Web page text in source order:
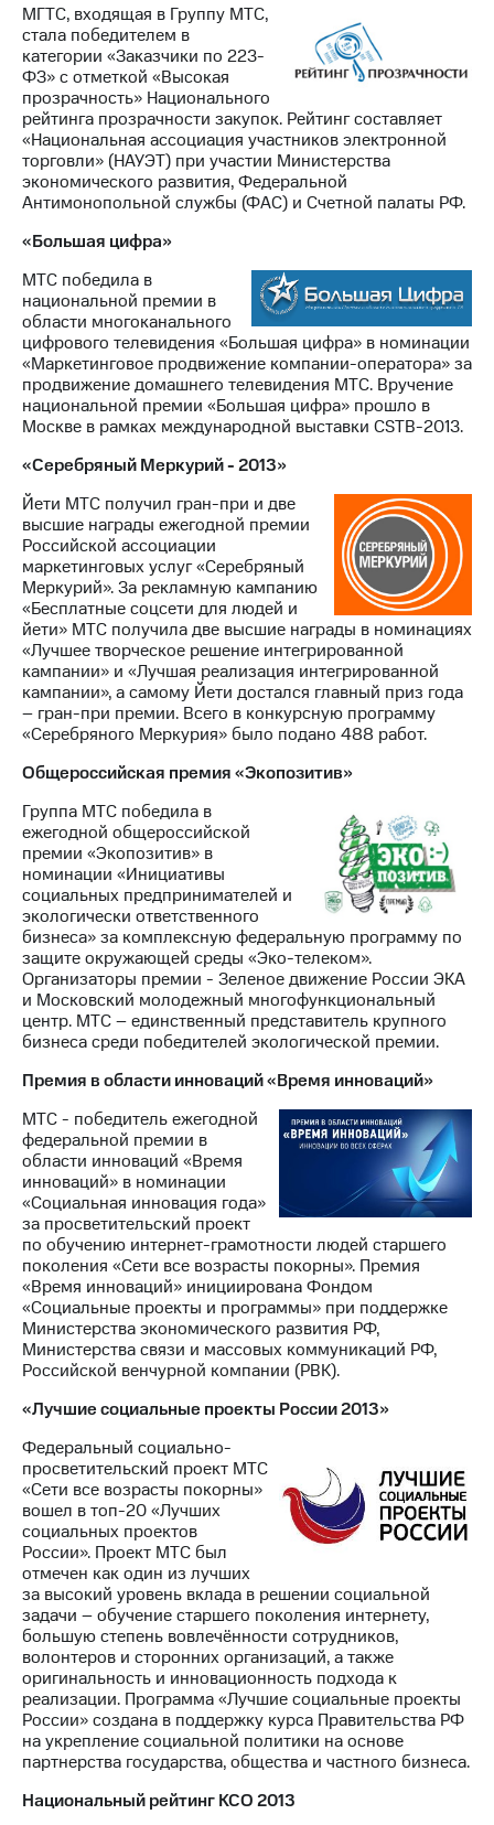
МГТС, входящая в Группу МТС,
стала победителем в
категории «Заказчики по 223-
ФЗ» с отметкой «Высокая
прозрачность» Национального
рейтинга прозрачности закупок. Рейтинг составляет
«Национальная ассоциация участников электронной
торговли» (НАУЭТ) при участии Министерства
экономического развития, Федеральной
Антимонопольной службы (ФАС) и Счетной палаты РФ.
«Большая цифра»
МТС победила в
национальной премии в
области многоканального
цифрового телевидения «Большая цифра» в номинации
«Маркетинговое продвижение компании-оператора» за
продвижение домашнего телевидения МТС. Вручение
национальной премии «Большая цифра» прошло в
Москве в рамках международной выставки CSTB-2013.
«Серебряный Меркурий - 2013»
Йети МТС получил гран-при и две
высшие награды ежегодной премии
Российской ассоциации
маркетинговых услуг «Серебряный
Меркурий». За рекламную кампанию
«Бесплатные соцсети для людей и
йети» МТС получила две высшие награды в номинациях
«Лучшее творческое решение интегрированной
кампании» и «Лучшая реализация интегрированной
кампании», а самому Йети достался главный приз года
– гран-при премии. Всего в конкурсную программу
«Серебряного Меркурия» было подано 488 работ.
Общероссийская премия «Экопозитив»
Группа МТС победила в
ежегодной общероссийской
премии «Экопозитив» в
номинации «Инициативы
социальных предпринимателей и
экологически ответственного
бизнеса» за комплексную федеральную программу по
защите окружающей среды «Эко-телеком».
Организаторы премии - Зеленое движение России ЭКА
и Московский молодежный многофункциональный
центр. МТС – единственный представитель крупного
бизнеса среди победителей экологической премии.
Премия в области инноваций «Время инноваций»
МТС - победитель ежегодной
федеральной премии в
области инноваций «Время
инноваций» в номинации
«Социальная инновация года»
за просветительский проект
по обучению интернет-грамотности людей старшего
поколения «Сети все возрасты покорны». Премия
«Время инноваций» инициирована Фондом
«Социальные проекты и программы» при поддержке
Министерства экономического развития РФ,
Министерства связи и массовых коммуникаций РФ,
Российской венчурной компании (РВК).
«Лучшие социальные проекты России 2013»
Федеральный социально-
просветительский проект МТС
«Сети все возрасты покорны»
вошел в топ-20 «Лучших
социальных проектов
России». Проект МТС был
отмечен как один из лучших
за высокий уровень вклада в решении социальной
задачи – обучение старшего поколения интернету,
большую степень вовлечённости сотрудников,
волонтеров и сторонних организаций, а также
оригинальность и инновационность подхода к
реализации. Программа «Лучшие социальные проекты
России» создана в поддержку курса Правительства РФ
на укрепление социальной политики на основе
партнерства государства, общества и частного бизнеса.
Национальный рейтинг КСО 2013